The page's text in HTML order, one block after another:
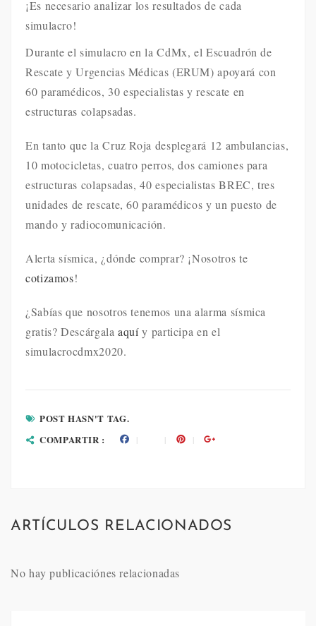
¡Es necesario analizar los resultados de cada
simulacro!
Durante el simulacro en la CdMx, el Escuadrón de
Rescate y Urgencias Médicas (ERUM) apoyará con
60 paramédicos, 30 especialistas y rescate en
estructuras colapsadas.
En tanto que la Cruz Roja desplegará 12 ambulancias,
10 motocicletas, cuatro perros, dos camiones para
estructuras colapsadas, 40 especialistas BREC, tres
unidades de rescate, 60 paramédicos y un puesto de
mando y radiocomunicación.
Alerta sísmica, ¿dónde comprar? ¡Nosotros te
cotizamos!
¿Sabías que nosotros tenemos una alarma sísmica
gratis? Descárgalaaquíy participa en el
simulacrocdmx2020.
POST HASN'T TAG.
COMPARTIR :
ARTÍCULOS RELACIONADOS
No hay publicaciónes relacionadas